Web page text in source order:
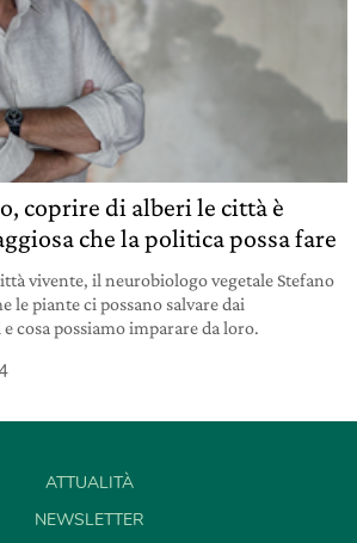
coprire di alberi le città è
che la politica possa fare
vivente, il neurobiologo vegetale Stefano
le piante ci possano salvare dai
cosa possiamo imparare da loro.
ATTUALITÀ
NEWSLETTER